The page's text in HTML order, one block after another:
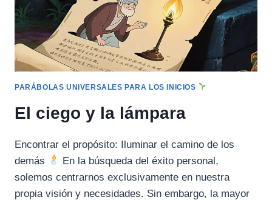
PARÁBOLAS UNIVERSALES PARA LOS INICIOS
El ciego y la lámpara
Encontrar el propósito: Iluminar el camino de los
demás
En la búsqueda del éxito personal,
solemos centrarnos exclusivamente en nuestra
propia visión y necesidades. Sin embargo, la mayor